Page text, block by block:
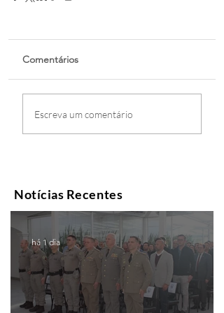
Comentários
Escreva um comentário
Notícias Recentes
há 1 dia